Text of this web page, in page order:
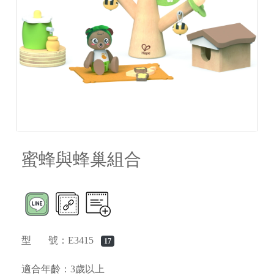
蜜蜂與蜂巢組合
型 號：E3415 17
適合年齡：3歲以上